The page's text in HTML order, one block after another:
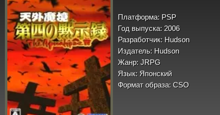
Платформа: PSP
Год выпуска: 2006
Разработчик: Hudson
Издатель: Hudson
Жанр: JRPG
Язык: Японский
Формат образа: CSO